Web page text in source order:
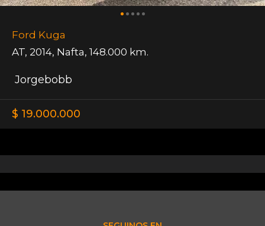
Ford Kuga
AT, 2014, Nafta, 148.000 km.
Jorgebobb
$ 19.000.000